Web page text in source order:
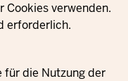
Cookies verwenden.
erforderlich.
für die Nutzung der
Familie,